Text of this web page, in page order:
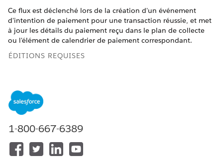
Ce flux est déclenché lors de la création d'un événement
d'intention de paiement pour une transaction réussie, et met
à jour les détails du paiement reçu dans le plan de collecte
ou l'élément de calendrier de paiement correspondant.
ÉDITIONS REQUISES
Disponible avec :
des éditions.
AUTORISATIONS UTILISATEUR REQUISES
Pour personnaliser le flux
prédéfini :
1-800-667-6389